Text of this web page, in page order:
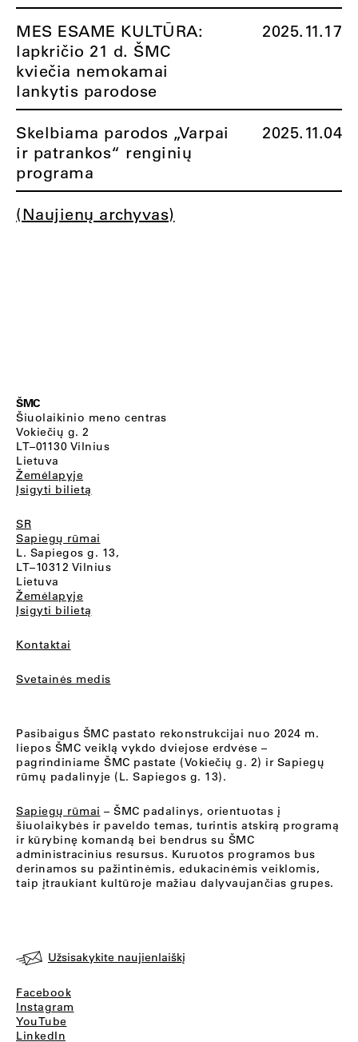
MES ESAME KULTŪRA:
lapkričio 21 d. ŠMC
kviečia nemokamai
lankytis parodose
2025.11.17
Skelbiama parodos „Varpai
ir patrankos“ renginių
programa
2025.11.04
(Naujienų archyvas)
ŠMC
Šiuolaikinio meno centras
Vokiečių g. 2
LT–01130 Vilnius
Lietuva
Žemėlapyje
Įsigyti bilietą
SR
Sapiegų rūmai
L. Sapiegos g. 13,
LT–10312 Vilnius
Lietuva
Žemėlapyje
Įsigyti bilietą
Kontaktai
Svetainės medis
Pasibaigus ŠMC pastato rekonstrukcijai nuo 2024 m.
liepos ŠMC veiklą vykdo dviejose erdvėse –
pagrindiniame ŠMC pastate (Vokiečių g. 2) ir Sapiegų
rūmų padalinyje (L. Sapiegos g. 13).
Sapiegų rūmai – ŠMC padalinys, orientuotas į
šiuolaikybės ir paveldo temas, turintis atskirą programą
ir kūrybinę komandą bei bendrus su ŠMC
administracinius resursus. Kuruotos programos bus
derinamos su pažintinėmis, edukacinėmis veiklomis,
taip įtraukiant kultūroje mažiau dalyvaujančias grupes.
Užsisakykite naujienlaiškį
Facebook
Instagram
YouTube
LinkedIn